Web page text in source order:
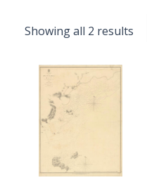
Showing all 2 results